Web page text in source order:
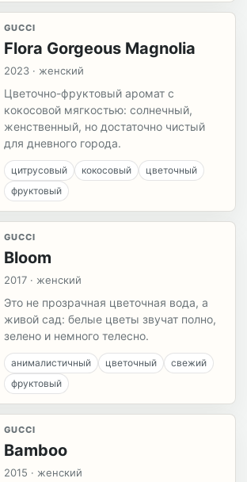
GUCCI
Flora Gorgeous Magnolia
2023 · женский
Цветочно-фруктовый аромат с
кокосовой мягкостью: солнечный,
женственный, но достаточно чистый
для дневного города.
цитрусовый кокосовый
цветочный
фруктовый
GUCCI
Bloom
2017 · женский
Это не прозрачная цветочная вода, а
живой сад: белые цветы звучат полно,
зелено и немного телесно.
анималистичный цветочный
свежий
фруктовый
GUCCI
Bamboo
2015 · женский